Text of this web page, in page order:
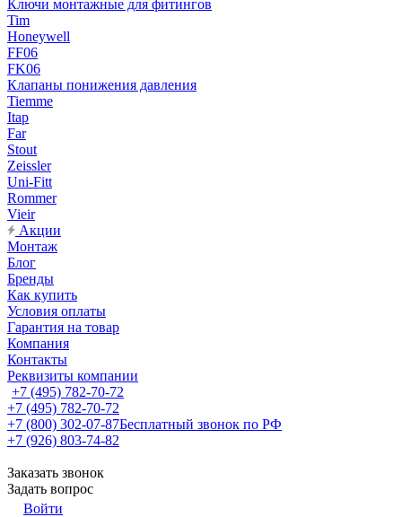
Ключи монтажные для фитингов
Tim
Honeywell
FF06
FK06
Клапаны понижения давления
Tiemme
Itap
Far
Stout
Zeissler
Uni-Fitt
Rommer
Vieir
Акции
Монтаж
Блог
Бренды
Как купить
Условия оплаты
Гарантия на товар
Компания
Контакты
Реквизиты компании
+7 (495) 782-70-72
+7 (495) 782-70-72
+7 (800) 302-07-87Бесплатный звонок по РФ
+7 (926) 803-74-82
Заказать звонок
Задать вопрос
Войти